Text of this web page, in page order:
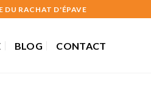
DU RACHAT D'ÉPAVE
BLOG CONTACT